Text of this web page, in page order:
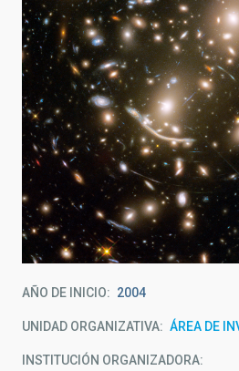
AÑO DE INICIO 2004
UNIDAD ORGANIZATIVA ÁREA DE
INSTITUCIÓN ORGANIZADORA